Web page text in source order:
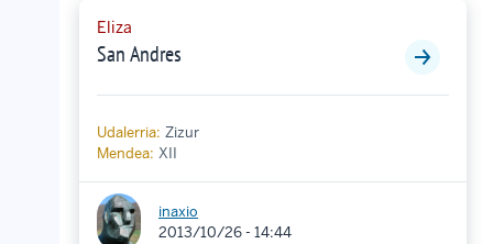
Eliza
San Andres
Udalerria: Zizur
Mendea: XII
inaxio
2013/10/26 - 14:44